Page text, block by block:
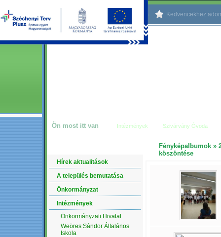
Kezdőlapnak beállítom Kedvencekhez
Ön most itt van Intézmények Szivárvány Óvoda
Hírek aktualitások
A település bemutatása
Önkormányzat
Intézmények
Önkormányzati Hivatal
Weöres Sándor Általános
Iskola
Fényképalbumok »
köszöntése